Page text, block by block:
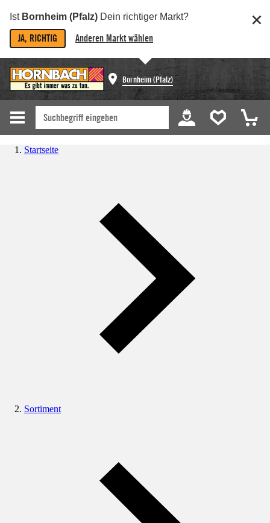
Ist Bornheim (Pfalz) Dein richtiger Markt?
JA, RICHTIG Anderen Markt wählen
Bornheim (Pfalz)
Startseite
Sortiment